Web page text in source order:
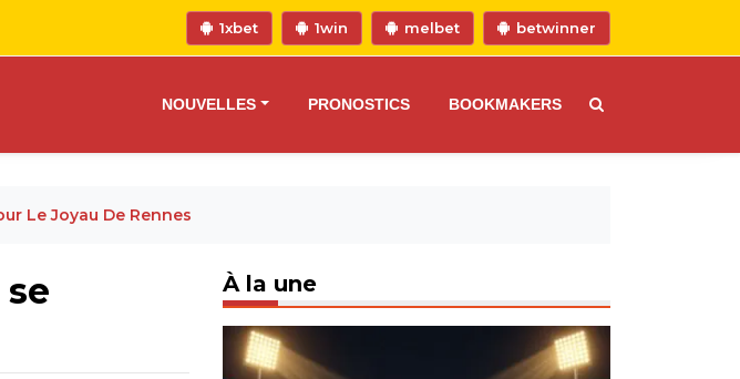
1xbet 1win melbet betwinner
NOUVELLES PRONOSTICS BOOKMAKERS
Le Joyau De Rennes
À la une